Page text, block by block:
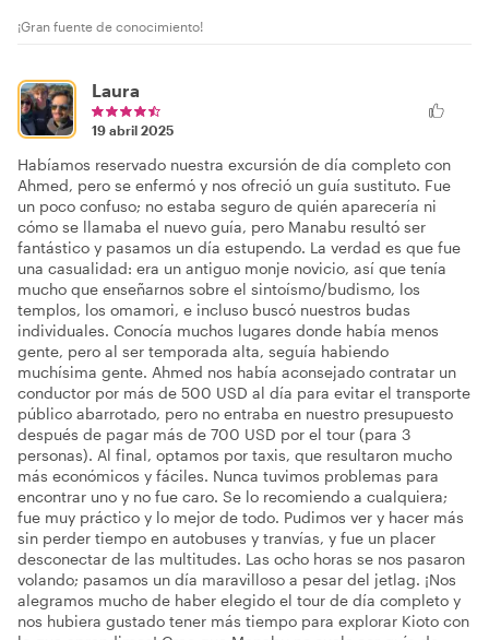
¡Gran fuente de conocimiento!
Laura
19 abril 2025
Habíamos reservado nuestra excursión de día completo con
Ahmed, pero se enfermó y nos ofreció un guía sustituto. Fue
un poco confuso; no estaba seguro de quién aparecería ni
cómo se llamaba el nuevo guía, pero Manabu resultó ser
fantástico y pasamos un día estupendo. La verdad es que fue
una casualidad: era un antiguo monje novicio, así que tenía
mucho que enseñarnos sobre el sintoísmo/budismo, los
templos, los omamori, e incluso buscó nuestros budas
individuales. Conocía muchos lugares donde había menos
gente, pero al ser temporada alta, seguía habiendo
muchísima gente. Ahmed nos había aconsejado contratar un
conductor por más de 500 USD al día para evitar el transporte
público abarrotado, pero no entraba en nuestro presupuesto
después de pagar más de 700 USD por el tour (para 3
personas). Al final, optamos por taxis, que resultaron mucho
más económicos y fáciles. Nunca tuvimos problemas para
encontrar uno y no fue caro. Se lo recomiendo a cualquiera;
fue muy práctico y lo mejor de todo. Pudimos ver y hacer más
sin perder tiempo en autobuses y tranvías, y fue un placer
desconectar de las multitudes. Las ocho horas se nos pasaron
volando; pasamos un día maravilloso a pesar del jetlag. ¡Nos
alegramos mucho de haber elegido el tour de día completo y
nos hubiera gustado tener más tiempo para explorar Kioto con